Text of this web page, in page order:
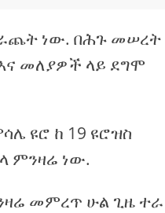
ነው. በሕጉ መሠረት
መለያዎች ላይ ደግሞ
ዩሮ ከ 19 ዩሮዝስ
ምንዛሬ ነው.
መምረጥ ሁል ጊዜ ተራ